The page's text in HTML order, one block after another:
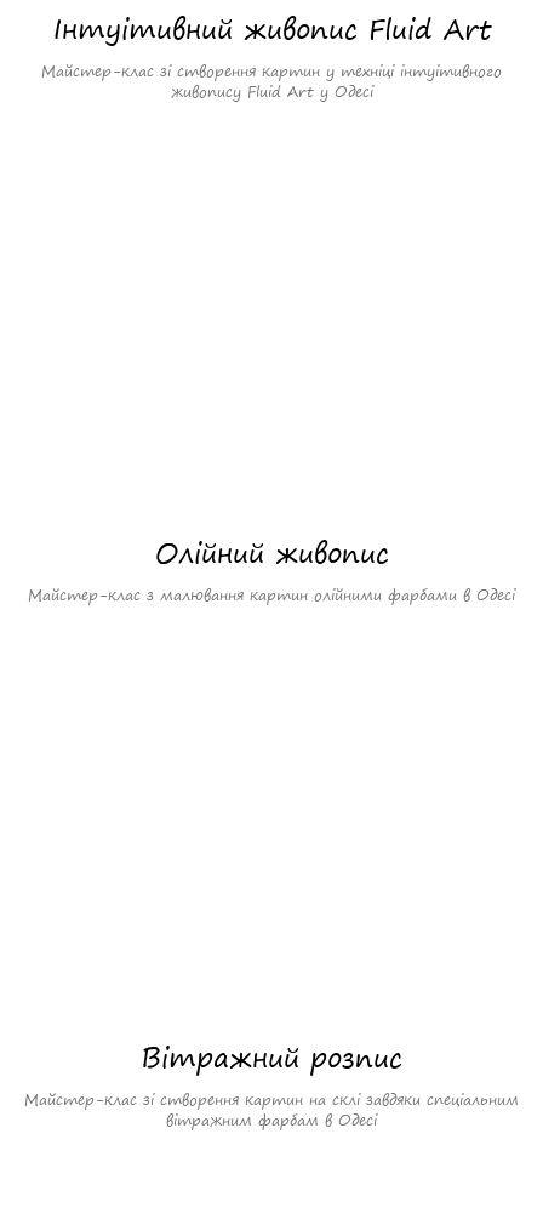
Інтуітивний живопис Fluid Art
Майстер-клас зі створення картин у техніці інтуітивного
живопису Fluid Art у Одесі
Олійний живопис
Майстер-клас з малювання картин олійними фарбами в Одесі
Вітражний розпис
Майстер-клас зі створення картин на склі завдяки спеціальним
вітражним фарбам в Одесі